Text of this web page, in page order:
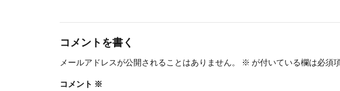
コメントを書く
メールアドレスが公開されることはありません。 ※ が付いている欄は必須
コメント ※